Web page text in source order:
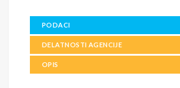
PODACI
DELATNOSTI AGENCIJE
OPIS